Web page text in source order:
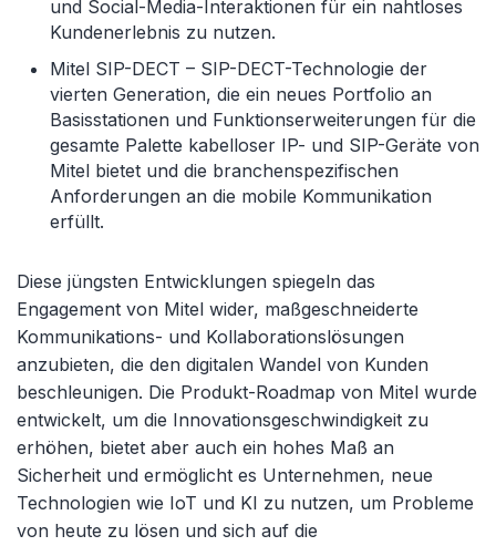
und Social-Media-Interaktionen für ein nahtloses
Kundenerlebnis zu nutzen.
Mitel SIP-DECT – SIP-DECT-Technologie der
vierten Generation, die ein neues Portfolio an
Basisstationen und Funktionserweiterungen für die
gesamte Palette kabelloser IP- und SIP-Geräte von
Mitel bietet und die branchenspezifischen
Anforderungen an die mobile Kommunikation
erfüllt.
Diese jüngsten Entwicklungen spiegeln das
Engagement von Mitel wider, maßgeschneiderte
Kommunikations- und Kollaborationslösungen
anzubieten, die den digitalen Wandel von Kunden
beschleunigen. Die Produkt-Roadmap von Mitel wurde
entwickelt, um die Innovationsgeschwindigkeit zu
erhöhen, bietet aber auch ein hohes Maß an
Sicherheit und ermöglicht es Unternehmen, neue
Technologien wie IoT und KI zu nutzen, um Probleme
von heute zu lösen und sich auf die